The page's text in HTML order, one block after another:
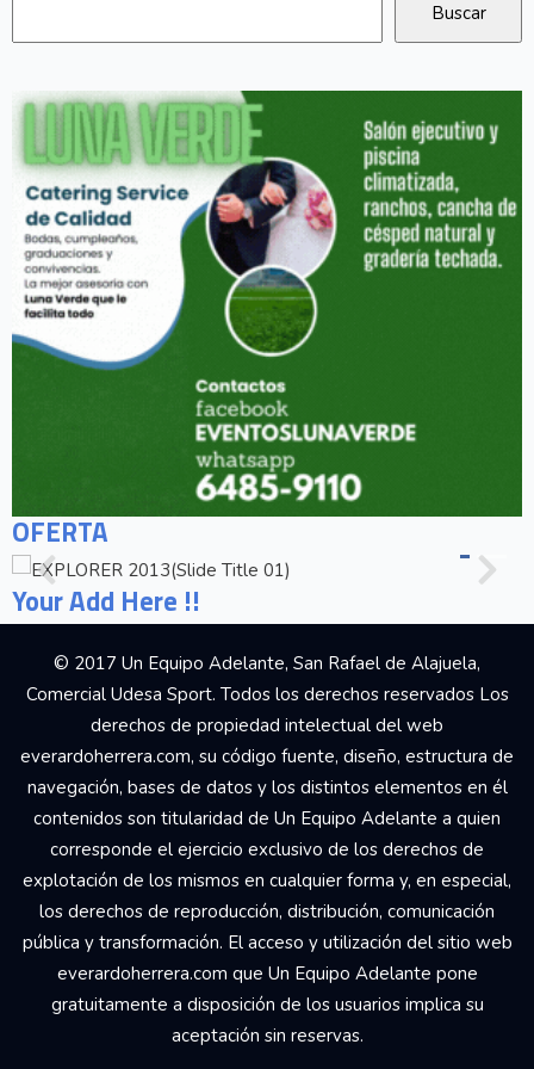
OFERTA
Your Add Here !!
© 2017 Un Equipo Adelante, San Rafael de Alajuela,
Comercial Udesa Sport. Todos los derechos reservados Los
derechos de propiedad intelectual del web
everardoherrera.com, su código fuente, diseño, estructura de
navegación, bases de datos y los distintos elementos en él
contenidos son titularidad de Un Equipo Adelante a quien
corresponde el ejercicio exclusivo de los derechos de
explotación de los mismos en cualquier forma y, en especial,
los derechos de reproducción, distribución, comunicación
pública y transformación. El acceso y utilización del sitio web
everardoherrera.com que Un Equipo Adelante pone
gratuitamente a disposición de los usuarios implica su
aceptación sin reservas.